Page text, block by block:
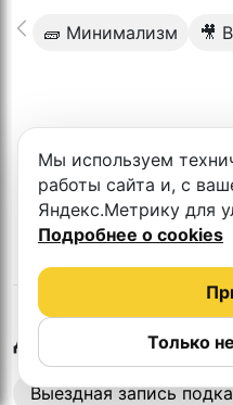
🧱 Минимализм 🎥
Другие студии
Выездная запись
Мы используем
работы сайта и, с
Яндекс.Метрику для
Подробнее о cookies
Только